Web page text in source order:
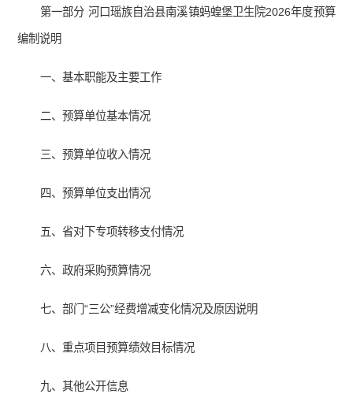
第一部分 河口瑶族自治县南溪镇蚂蝗堡卫生院2026年度预算
编制说明
一、基本职能及主要工作
二、预算单位基本情况
三、预算单位收入情况
四、预算单位支出情况
五、省对下专项转移支付情况
六、政府采购预算情况
七、部门“三公”经费增减变化情况及原因说明
八、重点项目预算绩效目标情况
九、其他公开信息